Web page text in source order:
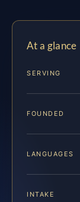
At a glance
SERVING
FOUNDED
LANGUAGES
INTAKE